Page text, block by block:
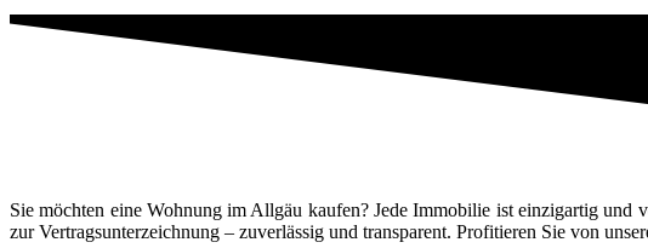
Sie möchten eine Wohnung im Allgäu kaufen? Jede Immobilie ist einzigartig
zur Vertragsunterzeichnung – zuverlässig und transparent. Profitieren Sie von